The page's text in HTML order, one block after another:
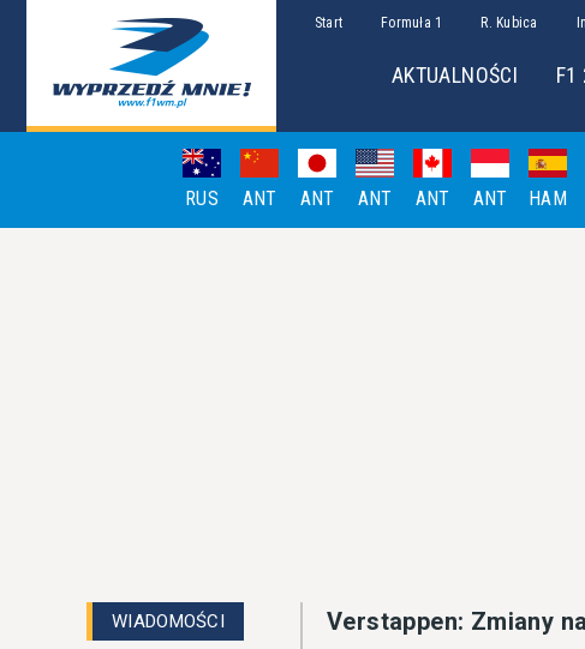
Start Formuła 1 R. Kubica
AKTUALNOŚCI F1
RUS ANT ANT ANT ANT ANT HAM
WIADOMOŚCI Verstappen: Zmiany